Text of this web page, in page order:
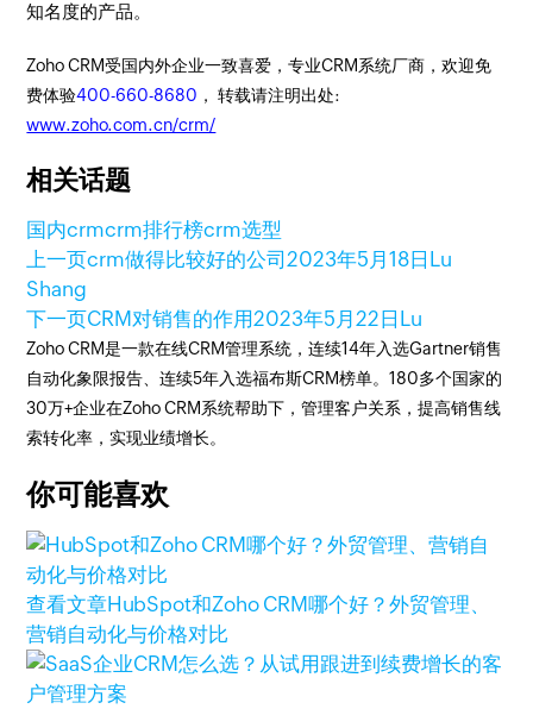
知名度的产品。
Zoho CRM受国内外企业一致喜爱，专业CRM系统厂商，欢迎免
费体验400-660-8680 ， 转载请注明出处:
www.zoho.com.cn/crm/
相关话题
国内crmcrm排行榜crm选型
上一页crm做得比较好的公司2023年5月18日 Lu
Shang
下一页CRM对销售的作用2023年5月22日 Lu
Zoho CRM是一款在线CRM管理系统，连续14年入选Gartner销售
自动化象限报告、连续5年入选福布斯CRM榜单。180多个国家的
30万+企业在Zoho CRM系统帮助下，管理客户关系，提高销售线
索转化率，实现业绩增长。
你可能喜欢
查看文章HubSpot和Zoho CRM哪个好？外贸管理、
营销自动化与价格对比